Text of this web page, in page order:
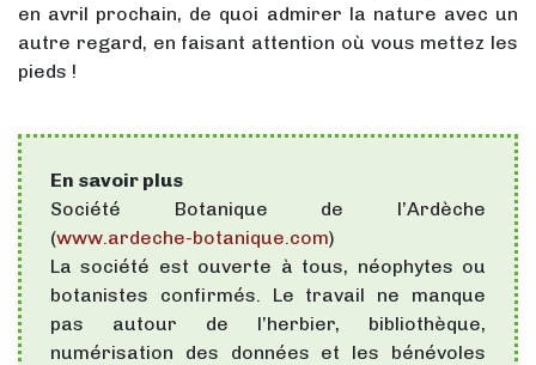
en avril prochain, de quoi admirer la nature avec un
autre regard, en faisant attention où vous mettez les
pieds !
En savoir plus
Société Botanique de l’Ardèche
(www.ardeche-botanique.com)
La société est ouverte à tous, néophytes ou
botanistes confirmés. Le travail ne manque
pas autour de l’herbier, bibliothèque,
numérisation des données et les bénévoles